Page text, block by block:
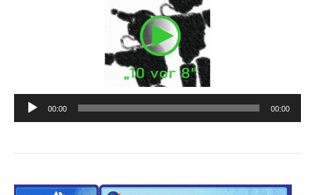
Audio-
00:00 00:00